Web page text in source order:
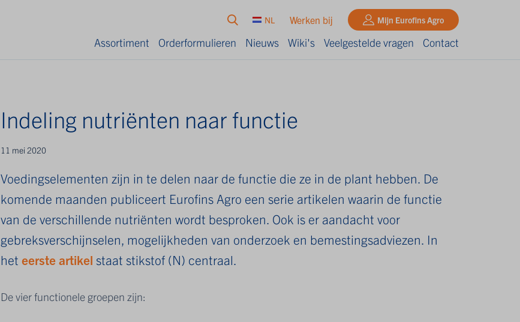
NL Werken bij Mijn Eurofins Agro
Assortiment Orderformulieren Nieuws Wiki's Veelgestelde vragen Contact
Indeling nutriënten naar functie
11 mei 2020
Voedingselementen zijn in te delen naar de functie die ze in de plant hebben. De
komende maanden publiceert Eurofins Agro een serie artikelen waarin de functie
van de verschillende nutriënten wordt besproken. Ook is er aandacht voor
gebreksverschijnselen, mogelijkheden van onderzoek en bemestingsadviezen. In
heteerste artikel staat stikstof (N) centraal.
De vier functionele groepen zijn: